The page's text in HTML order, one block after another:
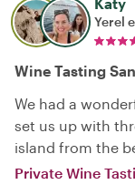
Yerel
Wine Tasting
We had a
set us up with
island from the
Private Wine